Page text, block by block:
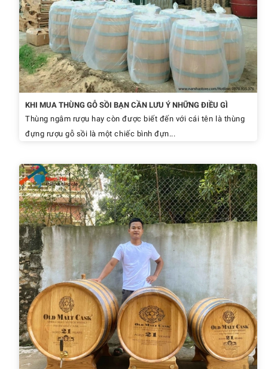
KHI MUA THÙNG GỖ SỒI BẠN CẦN LƯU Ý NHỮNG ĐIỀU GÌ
Thùng ngâm rượu hay còn được biết đến với cái tên là thùng
đựng rượu gỗ sồi là một chiếc bình đựn...